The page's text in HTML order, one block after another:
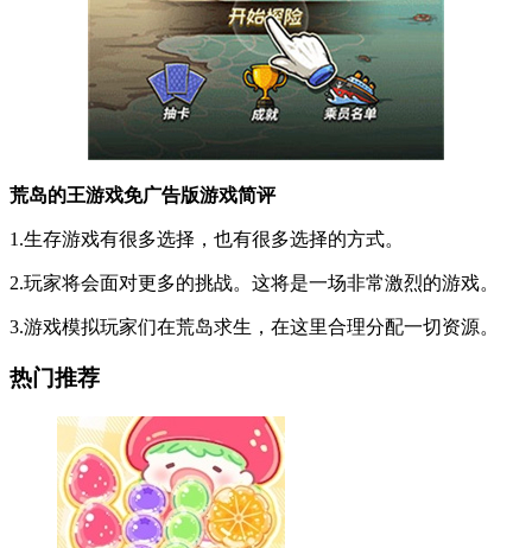
荒岛的王游戏免广告版游戏简评
1.生存游戏有很多选择，也有很多选择的方式。
2.玩家将会面对更多的挑战。这将是一场非常激烈的游戏。
3.游戏模拟玩家们在荒岛求生，在这里合理分配一切资源。
热门推荐